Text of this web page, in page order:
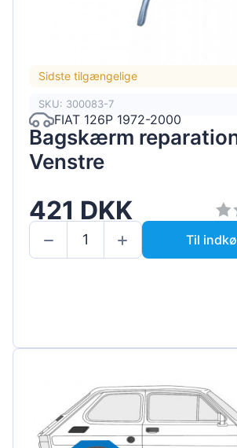
Sidste tilgængelige
SKU: 300083-7
FIAT 126P 1972-2000
Bagskærm
Venstre
421 DKK
Til